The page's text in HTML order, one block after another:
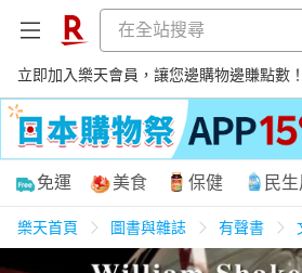
立即加入樂天會員，讓您邊購物邊賺點數！
購物網分類
免運 美食 保健 民
樂天首頁 圖書與雜誌 有聲書